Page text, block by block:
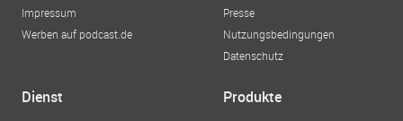
Impressum
Werben auf podcast.de
Presse
Nutzungsbedingungen
Datenschutz
Dienst Produkte